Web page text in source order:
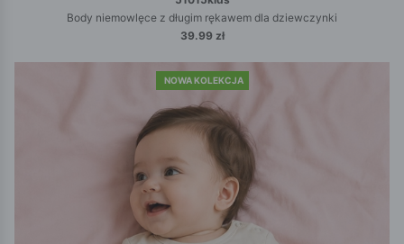
Body niemowlęce z długim rękawem dla dziewczynki
39.99 zł
NOWA KOLEKCJA